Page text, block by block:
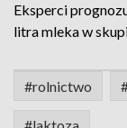
Eksperci
litra mleka w
#rolnictwo